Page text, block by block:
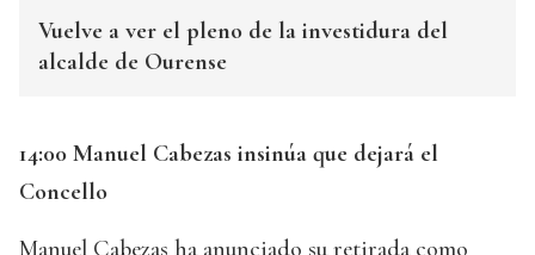
Vuelve a ver el pleno de la investidura del
alcalde de Ourense
14:00 Manuel Cabezas insinúa que dejará el
Concello
Manuel Cabezas ha anunciado su retirada como